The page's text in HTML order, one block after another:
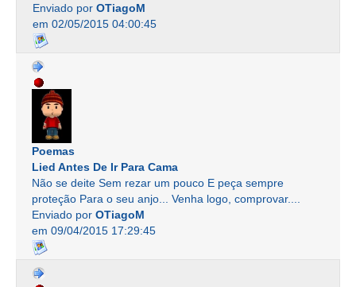
Enviado por OTiagoM
em 02/05/2015 04:00:45
Poemas
Lied Antes De Ir Para Cama
Não se deite Sem rezar um pouco E peça sempre
proteção Para o seu anjo... Venha logo, comprovar....
Enviado por OTiagoM
em 09/04/2015 17:29:45